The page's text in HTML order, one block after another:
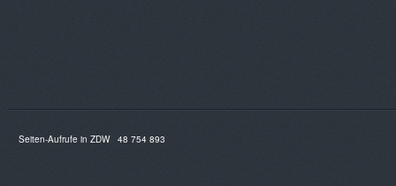
Seiten-Aufrufe in ZDW 48 754 893